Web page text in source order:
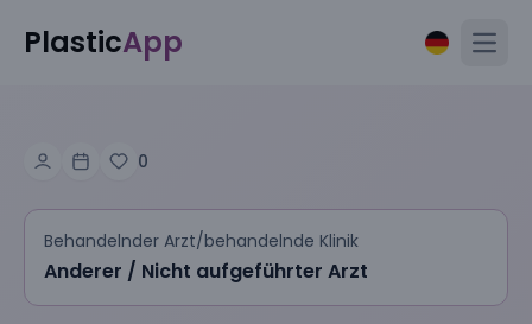
PlasticApp
0
Behandelnder Arzt/behandelnde Klinik
Anderer / Nicht aufgeführter Arzt